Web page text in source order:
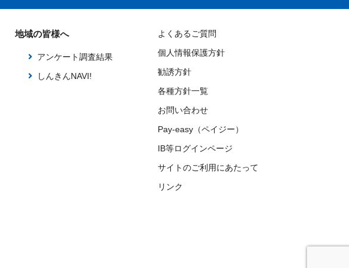
地域の皆様へ
アンケート調査結果
しんきんNAVI!
よくあるご質問
個人情報保護方針
勧誘方針
各種方針一覧
お問い合わせ
Pay-easy（ペイジー）
IB等ログインページ
サイトのご利用にあたって
リンク